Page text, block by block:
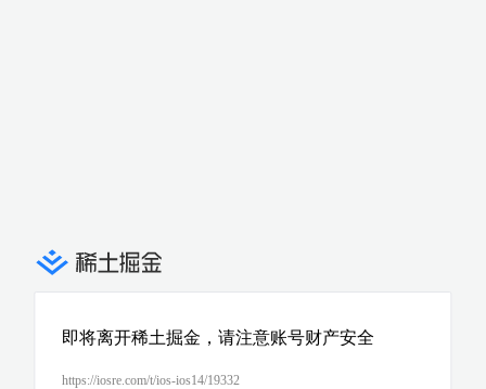
即将离开稀土掘金，请注意账号财产安全
https://iosre.com/t/ios-ios14/19332